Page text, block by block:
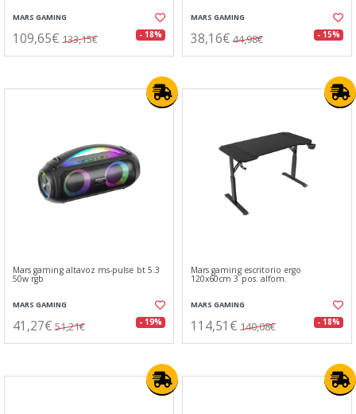
MARS GAMING
109,65€ 133,15€ - 18%
MARS GAMING
38,16€ 44,98€ - 15%
Mars gaming altavoz ms-pulse bt 5.3
50w rgb
MARS GAMING
41,27€ 51,21€ - 19%
Mars gaming escritorio ergo
120x60cm 3 pos. alfom.
MARS GAMING
114,51€ 140,08€ - 18%